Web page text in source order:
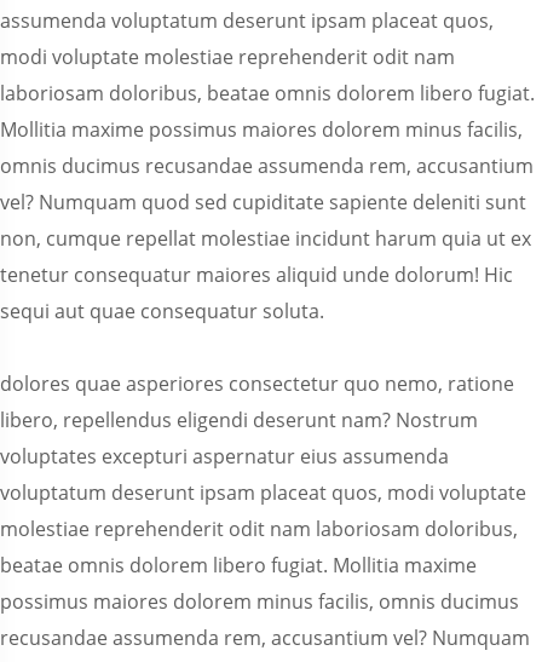
assumenda voluptatum deserunt ipsam placeat quos,
modi voluptate molestiae reprehenderit odit nam
laboriosam doloribus, beatae omnis dolorem libero fugiat.
Mollitia maxime possimus maiores dolorem minus facilis,
omnis ducimus recusandae assumenda rem, accusantium
vel? Numquam quod sed cupiditate sapiente deleniti sunt
non, cumque repellat molestiae incidunt harum quia ut ex
tenetur consequatur maiores aliquid unde dolorum! Hic
sequi aut quae consequatur soluta.
dolores quae asperiores consectetur quo nemo, ratione
libero, repellendus eligendi deserunt nam? Nostrum
voluptates excepturi aspernatur eius assumenda
voluptatum deserunt ipsam placeat quos, modi voluptate
molestiae reprehenderit odit nam laboriosam doloribus,
beatae omnis dolorem libero fugiat. Mollitia maxime
possimus maiores dolorem minus facilis, omnis ducimus
recusandae assumenda rem, accusantium vel? Numquam